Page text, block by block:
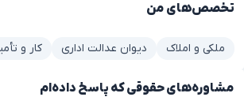
تخصص‌های من
ملکی و املاک دیوان عدالت اداری کار و
مشاوره‌های حقوقی که پاسخ داده‌ام